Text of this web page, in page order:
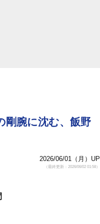
剛腕に沈む、飯野
2026/06/01（月）UP
（最終更新：2026/06/02 01:58）